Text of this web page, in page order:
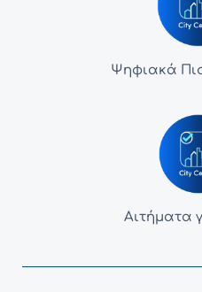
Ψηφιακά
Αιτήματα